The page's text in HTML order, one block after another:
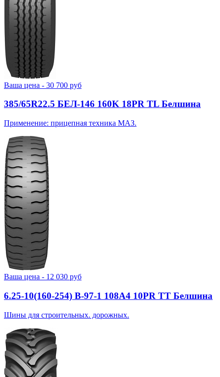
Ваша цена - 30 700 руб
385/65R22.5 БЕЛ-146 160K 18PR TL Белшина
Применение: прицепная техника МАЗ.
Ваша цена - 12 030 руб
6.25-10(160-254) В-97-1 108A4 10PR TT Белшина
Шины для строительных. дорожных.